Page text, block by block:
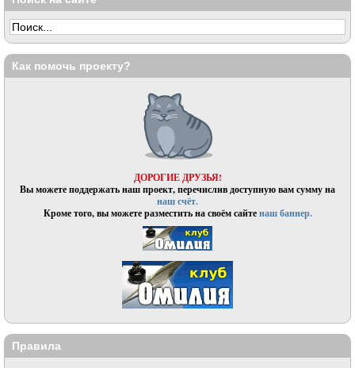
Как помочь проекту?
ДОРОГИЕ ДРУЗЬЯ!
Вы можете поддержать наш проект, перечислив доступную вам сумму на
наш счёт.
Кроме того, вы можете разместить на своём сайтенаш баннер.
Правила